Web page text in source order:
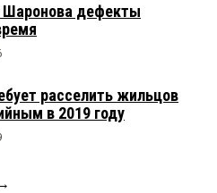
Шаронова дефекты
расселить жильцов
в 2019 году